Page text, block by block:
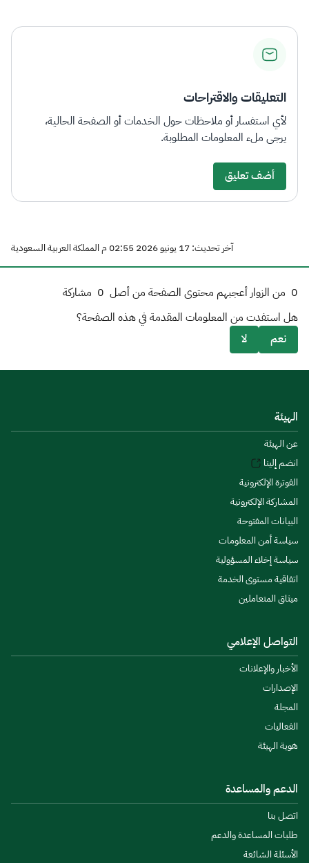
التعليقات والاقتراحات
لأي استفسار أو ملاحظات حول الخدمات أو الصفحة الحالية،
يرجى ملء المعلومات المطلوبة.
أضف تعليق
آخر تحديث: 17 يونيو 2026 02:55 م المملكة العربية السعودية
0 من الزوار أعجبهم محتوى الصفحة من أصل 0 مشاركة
هل استفدت من المعلومات المقدمة في هذه الصفحة؟
نعم
لا
الهيئة
عن الهيئة
انضم إلينا
الفوترة الإلكترونية
المشاركة الإلكترونية
البيانات المفتوحة
سياسة أمن المعلومات
سياسة إخلاء المسؤولية
اتفاقية مستوى الخدمة
ميثاق المتعاملين
التواصل الإعلامي
الأخبار والإعلانات
الإصدارات
المجلة
الفعاليات
هوية الهيئة
الدعم والمساعدة
اتصل بنا
طلبات المساعدة والدعم
الأسئلة الشائعة